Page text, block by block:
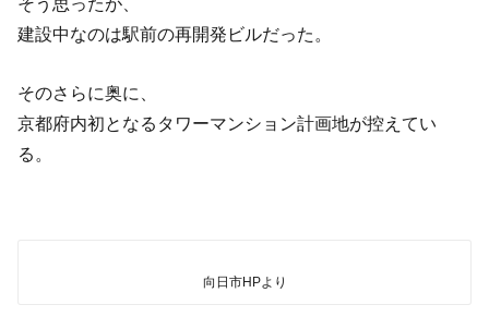
建設中なのは駅前の再開発ビルだった。
そのさらに奥に、
京都府内初となるタワーマンション計画地が控えてい
る。
向日市HPより